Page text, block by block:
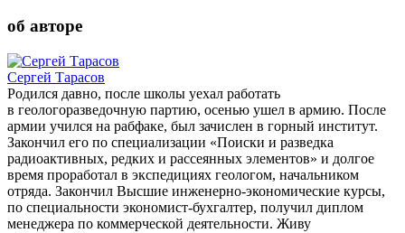
об авторе
Сергей Тарасов
Родился давно, после школы уехал работать
в геологоразведочную партию, осенью ушел в армию. После
армии учился на рабфаке, был зачислен в горный институт.
Закончил его по специализации «Поиски и разведка
радиоактивных, редких и рассеянных элементов» и долгое
время проработал в экспедициях геологом, начальником
отряда. Закончил Высшие инженерно-экономические курсы,
по специальности экономист-бухгалтер, получил диплом
менеджера по коммерческой деятельности. Живу